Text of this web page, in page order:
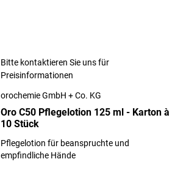
Bitte kontaktieren Sie uns für
Preisinformationen
orochemie GmbH + Co. KG
Oro C50 Pflegelotion 125 ml - Karton à
10 Stück
Pflegelotion für beanspruchte und
empfindliche Hände